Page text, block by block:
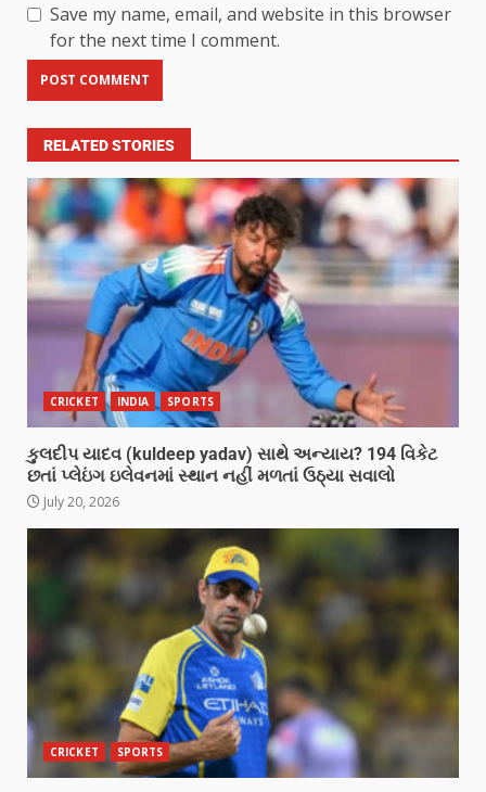
Save my name, email, and website in this browser
for the next time I comment.
RELATED STORIES
CRICKET INDIA SPORTS
કુલદીપ યાદવ (kuldeep yadav) સાથે અન્યાય? 194 વિકેટ
છતાં પ્લેઇંગ ઇલેવનમાં સ્થાન નહીં મળતાં ઉઠ્યા સવાલો
July 20, 2026
CRICKET SPORTS